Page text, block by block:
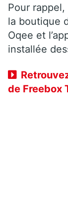
Pour
la boutique
Oqee et
installée
de Freebox